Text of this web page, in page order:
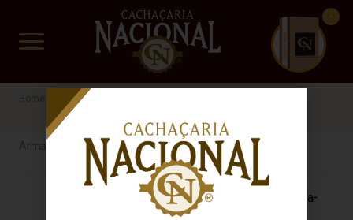
www.cachacarianacional.com.br
CUIDADO FRÁGIL
Cachaça